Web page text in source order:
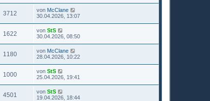
3712 von McClane
30.04.2026, 13:07
1622 von StS
30.04.2026, 08:50
1180 von McClane
28.04.2026, 10:22
1000 von StS
25.04.2026, 19:41
4501 von StS
19.04.2026, 18:44